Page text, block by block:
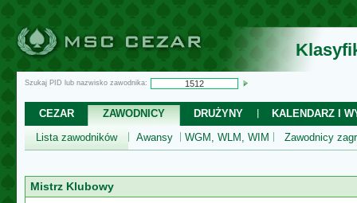
Szukaj PID lub nazwisko zawodnika:
CEZAR ZAWODNICY DRUŻYNY
KALENDARZ I
Lista zawodników
Awansy WGM, WLM, WIM Zawodnicy
Mistrz Klubowy